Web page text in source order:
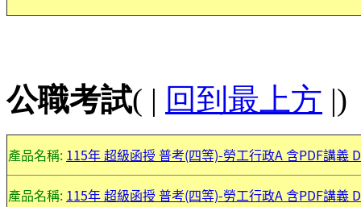
公職考試( | 回到最上方 |)
產品名稱: 115年 超級函授 普考(四等)-勞工行政A 含PDF講義
產品名稱: 115年 超級函授 普考(四等)-勞工行政A 含PDF講義